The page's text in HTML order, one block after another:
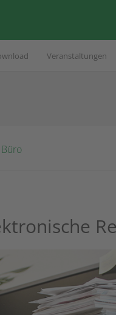
Veranstaltungen
Büro